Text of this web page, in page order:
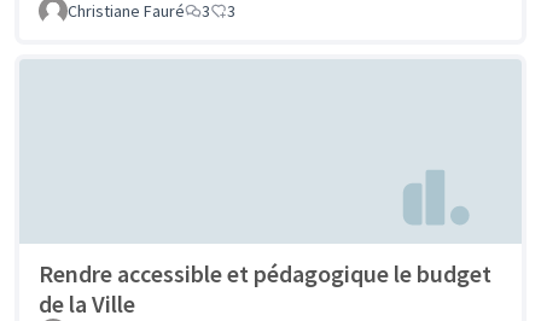
Christiane Fauré 3 3
Rendre accessible et pédagogique le budget
de la Ville